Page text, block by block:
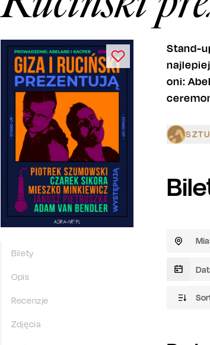
Bilety
Opis
Recenzje
Zdjęcia
Stand-
oni: